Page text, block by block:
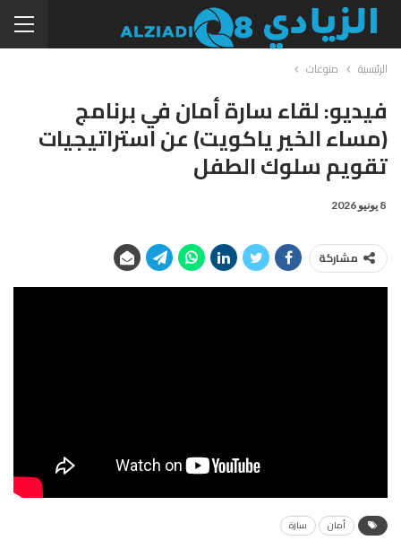
الرئيسية منوعات
فيديو: لقاء سارة أمان في برنامج
(مساء الخير ياكويت) عن استراتيجيات
تقويم سلوك الطفل
8 يونيو 2026
مشاركة
أمان سارة